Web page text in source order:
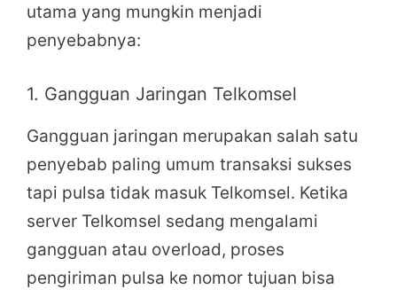
utama yang mungkin menjadi
penyebabnya:
1. Gangguan Jaringan Telkomsel
Gangguan jaringan merupakan salah satu
penyebab paling umum transaksi sukses
tapi pulsa tidak masuk Telkomsel. Ketika
server Telkomsel sedang mengalami
gangguan atau overload, proses
pengiriman pulsa ke nomor tujuan bisa